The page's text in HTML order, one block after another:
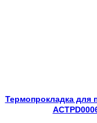
Термопрокладка для